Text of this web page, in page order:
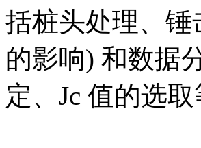
括桩头处理、
的影响) 和数据
定、Jc 值的选